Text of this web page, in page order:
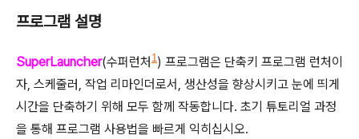
프로그램 설명
SuperLauncher(수퍼런처 1 ) 프로그램은 단축키 프로그램 런처이
자, 스케줄러, 작업 리마인더로서, 생산성을 향상시키고 눈에 띄게
시간을 단축하기 위해 모두 함께 작동합니다. 초기 튜토리얼 과정
을 통해 프로그램 사용법을 빠르게 익히십시오.